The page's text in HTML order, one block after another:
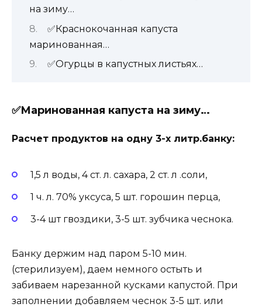
на зиму…
✅Краснокочанная капуста
маринованная…
✅Огурцы в капустных листьях…
✅Маринованная капуста на зиму…
Расчет продуктов на одну 3-х литр.банку:
1,5 л воды, 4 ст. л. сахара, 2 ст. л .соли,
1 ч. л. 70% уксуса, 5 шт. горошин перца,
3-4 шт гвоздики, 3-5 шт. зубчика чеснока.
Банку держим над паром 5-10 мин.
(стерилизуем), даем немного остыть и
забиваем нарезанной кусками капустой. При
заполнении добавляем чеснок 3-5 шт. или